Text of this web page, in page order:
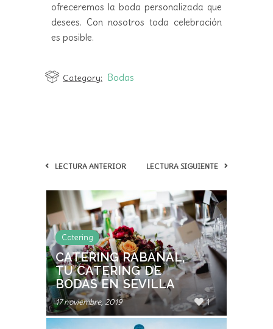
ofreceremos la boda personalizada que
desees. Con nosotros toda celebración
es posible.
Category: Bodas
LECTURA ANTERIOR LECTURA SIGUIENTE
Catering
CATERING RABANAL,
TU CATERING DE
BODAS EN SEVILLA
17 noviembre, 2019 1